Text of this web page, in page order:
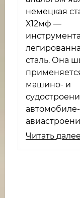
немецкая
Х12мф —
сталь. Она
машино- и
Читать